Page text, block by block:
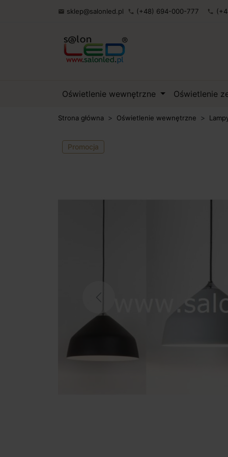
 sklep@salonled.pl phone (+48) 694-000-777 phone
Oświetlenie wewnętrzne Oświetlenie
Strona główna Oświetlenie wewnętrzne
Promocja